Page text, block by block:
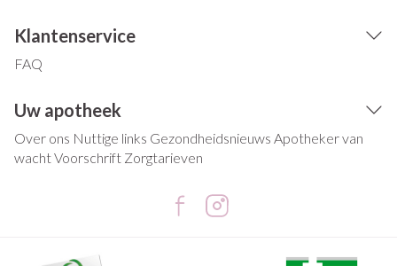
Klantenservice
FAQ
Uw apotheek
Over ons Nuttige links Gezondheidsnieuws Apotheker van
wachtVoorschrift Zorgtarieven